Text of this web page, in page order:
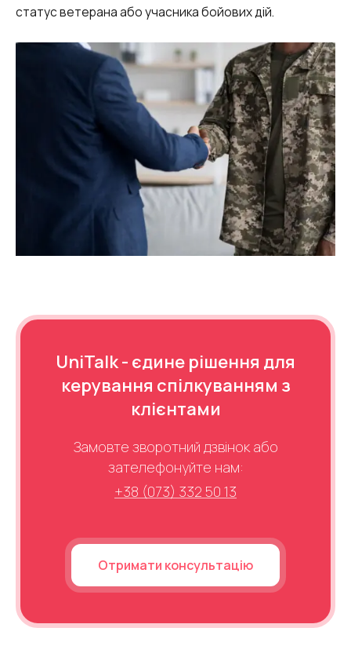
статус ветерана або учасника бойових дій.
UniTalk - єдине рішення для
керування спілкуванням з
клієнтами
Замовте зворотний дзвінок або
зателефонуйте нам:
+38 (073) 332 50 13
Отримати консультацію